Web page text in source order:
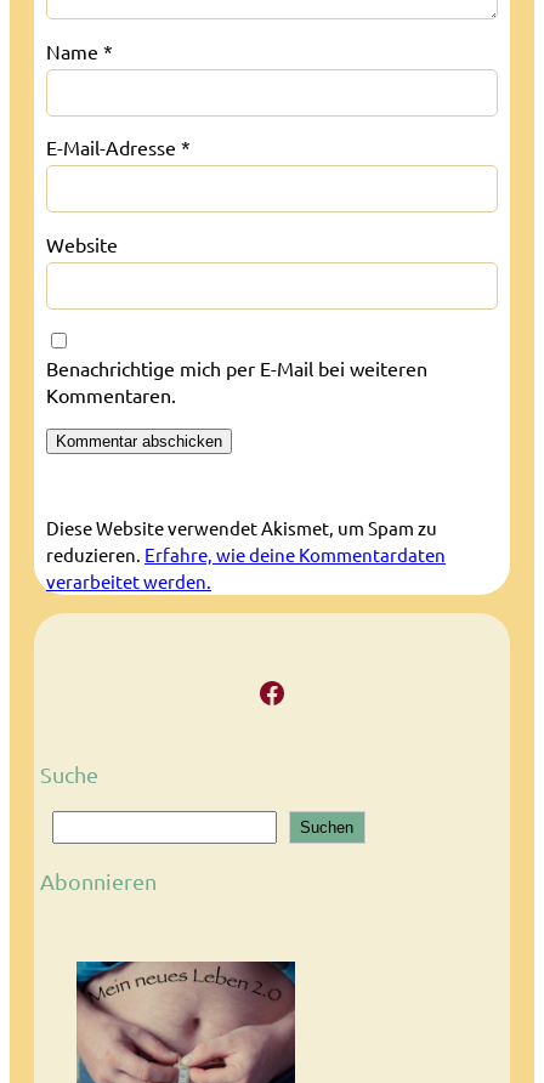
Name *
E-Mail-Adresse *
Website
Benachrichtige mich per E-Mail bei weiteren
Kommentaren.
Diese Website verwendet Akismet, um Spam zu
reduzieren. Erfahre, wie deine Kommentardaten
verarbeitet werden.
Facebook
Suche
u
c
Suchen
Abonnieren